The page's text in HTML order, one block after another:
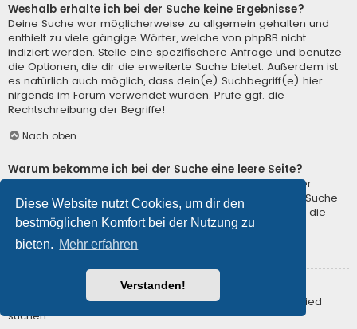
Diese Website nutzt Cookies, um dir den
bestmöglichen Komfort bei der Nutzung zu
bieten. Mehr erfahren
Verstanden!
Weshalb erhalte ich bei der Suche keine Ergebnisse?
Deine Suche war möglicherweise zu allgemein gehalten und
enthielt zu viele gängige Wörter, welche von phpBB nicht
indiziert werden. Stelle eine spezifischere Anfrage und benutze
die Optionen, die dir die erweiterte Suche bietet. Außerdem ist
es natürlich auch möglich, dass dein(e) Suchbegriff(e) hier
nirgends im Forum verwendet wurden. Prüfe ggf. die
Rechtschreibung der Begriffe!
Nach oben
Warum bekomme ich bei der Suche eine leere Seite?
Deine Suche lieferte zu viele Ergebnisse, somit konnte der
Webserver sie nicht verarbeiten. Benutze die erweiterte Suche
und gib spezifischere Suchbegriffe ein oder beschränke die
Suche auf verschiedene Unterforen.
Nach oben
Wie kann ich nach Mitgliedern suchen?
Gehe zur Mitgliederliste und klicke auf „Nach einem Mitglied
suchen“.